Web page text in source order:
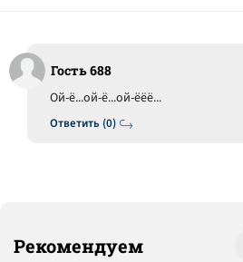
Гость 688
Ответить (0)
Ой-ё...ой-ё...ой-ёёё...
Рекомендуем